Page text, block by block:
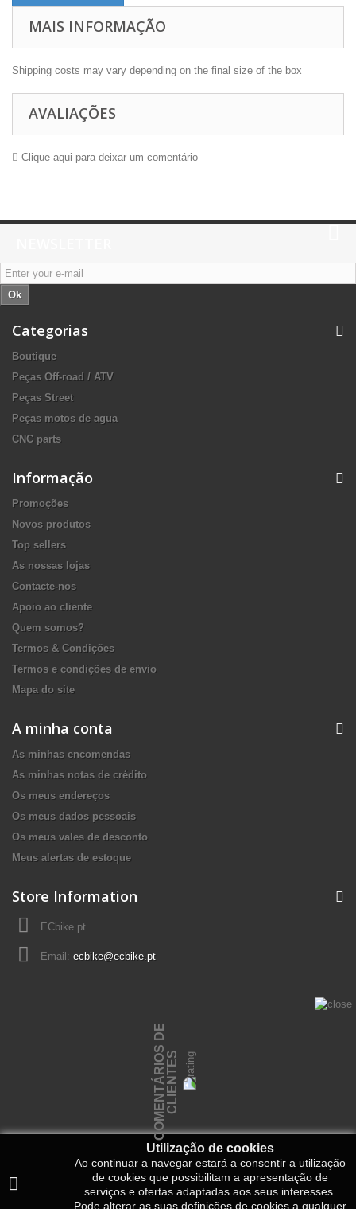
MAIS INFORMAÇÃO
Shipping costs may vary depending on the final size of the box
AVALIAÇÕES
Clique aqui para deixar um comentário
Ok
Categorias
Boutique
Peças Off-road / ATV
Peças Street
Peças motos de agua
CNC parts
Informação
Promoções
Novos produtos
Top sellers
As nossas lojas
Contacte-nos
Apoio ao cliente
Quem somos?
Termos & Condições
Termos e condições de envio
Mapa do site
A minha conta
As minhas encomendas
As minhas notas de crédito
Os meus endereços
Os meus dados pessoais
Os meus vales de desconto
Meus alertas de estoque
Store Information
ECbike.pt
Email: ecbike@ecbike.pt
Utilização de cookies
Ao continuar a navegar estará a consentir a utilização
de cookies que possibilitam a apresentação de
serviços e ofertas adaptadas aos seus interesses.
Pode alterar as suas definições de cookies a qualquer
C
O
M
E
N
T
Á
R
I
O
S
D
E
C
L
I
E
N
T
ES